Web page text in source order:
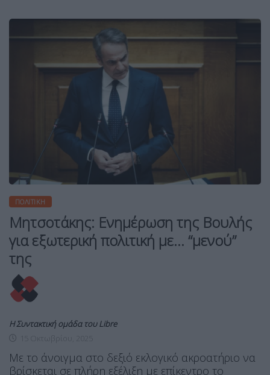
ΠΟΛΙΤΙΚΉ
Μητσοτάκης: Ενημέρωση της Βουλής
για εξωτερική πολιτική με… “μενού”
της
Η Συντακτική ομάδα του Libre
15 Οκτωβρίου, 2025
Με το άνοιγμα στο δεξιό εκλογικό ακροατήριο να
βρίσκεται σε πλήρη εξέλιξη με επίκεντρο το